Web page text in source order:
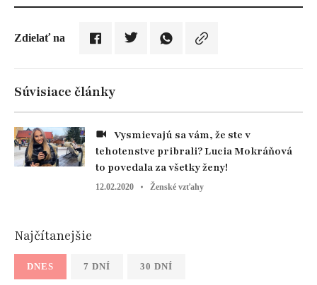
Zdielať na
Súvisiace články
tehotenstve pribrali? Lucia Mokráňová
to povedala za všetky ženy!
12.02.2020 Ženské vzťahy
Najčítanejšie
DNES 7 DNÍ 30 DNÍ